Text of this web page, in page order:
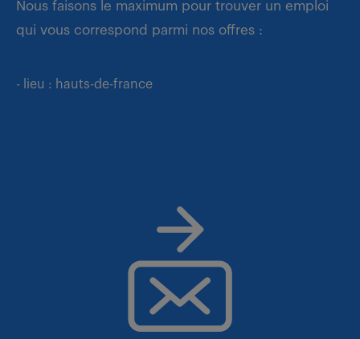
Nous faisons le maximum pour trouver un emploi
qui vous correspond parmi nos offres :
- lieu : hauts-de-france